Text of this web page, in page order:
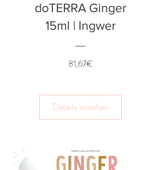
doTERRA Ginger
15ml | Ingwer
81,67€Preis
Details ansehen